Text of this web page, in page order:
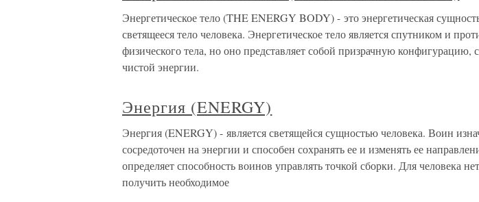
Энергетическое тело (THE ENERGY BODY) - это энергетическая
светящееся тело человека. Энергетическое тело является спутником и
физического тела, но оно представляет собой призрачную конфигурацию,
чистой энергии.
Энергия (ENERGY)
Энергия (ENERGY) - является светящейся сущностью человека. Воин
сосредоточен на энергии и способен сохранять ее и изменять ее
определяет способность воинов управлять точкой сборки. Для человека
получить необходимое